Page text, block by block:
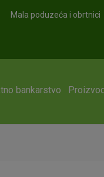
Mala poduzeća i obrtnici
bankarstvo